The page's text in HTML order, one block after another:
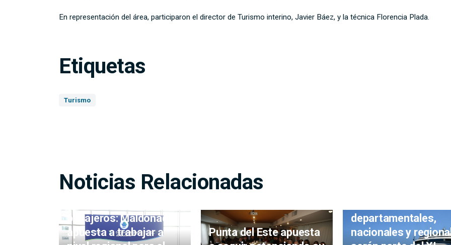
En representación del área, participaron el director de Turismo interino, Javier Báez, y la técnica Florencia Plada.
Etiquetas
Turismo
Noticias Relacionadas
pasajeros: Maldonado
apuesta a trabajar a
Punta del Este apuesta
departamentales,
nacionales y